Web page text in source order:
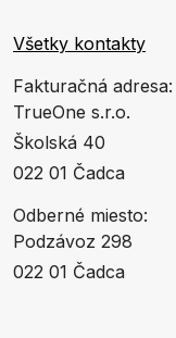
Všetky kontakty
Fakturačná adresa:
TrueOne s.r.o.
Školská 40
022 01 Čadca
Odberné miesto:
Podzávoz 298
022 01 Čadca